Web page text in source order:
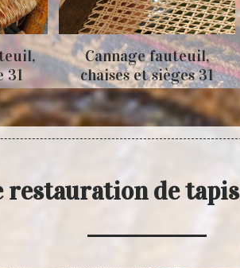
fauteuil,
31
Capitonnage de
et tête de lit 31
de tapis